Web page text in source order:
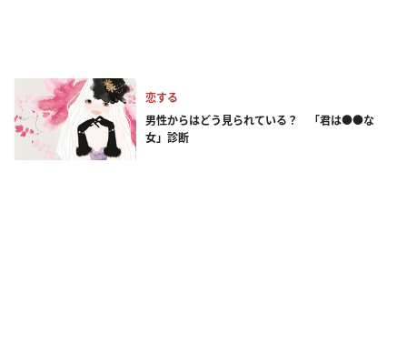
恋する
男性からはどう見られている？ 「君は●●な
女」診断